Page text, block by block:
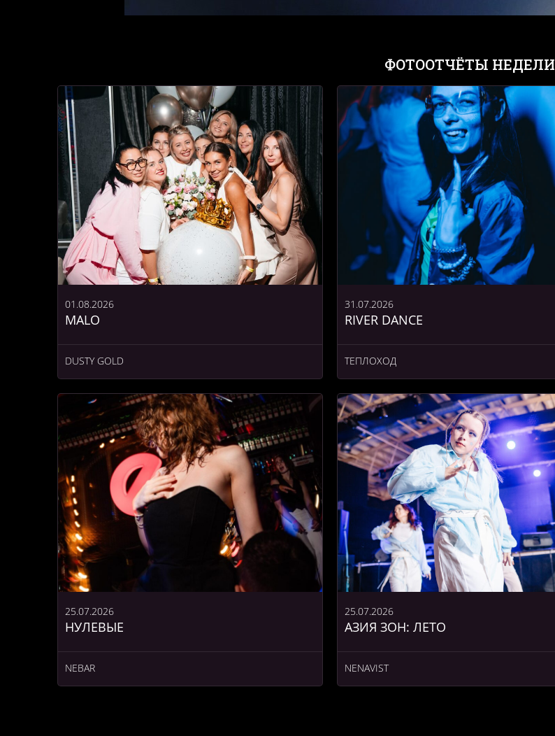
ФОТООТЧЁТЫ НЕДЕЛИ
MALO
01.08.2026
DUSTY GOLD
RIVER DANCE
31.07.2026
ТЕПЛОХОД
НУЛЕВЫЕ
25.07.2026
NEBAR
АЗИЯ ЗОН: ЛЕТО
25.07.2026
NENAVIST